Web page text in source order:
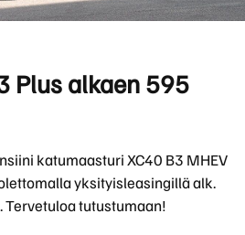
Plus alkaen 595
katumaasturi XC40 B3 MHEV
yksityisleasingillä alk.
tutustumaan!